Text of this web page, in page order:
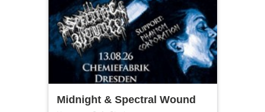
Midnight & Spectral Wound